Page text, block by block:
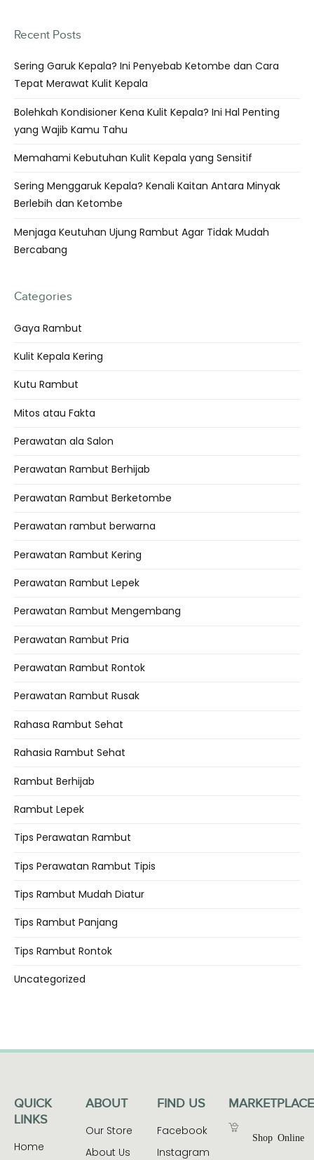
Recent Posts
Sering Garuk Kepala? Ini Penyebab Ketombe dan Cara
Tepat Merawat Kulit Kepala
Bolehkah Kondisioner Kena Kulit Kepala? Ini Hal Penting
yang Wajib Kamu Tahu
Memahami Kebutuhan Kulit Kepala yang Sensitif
Sering Menggaruk Kepala? Kenali Kaitan Antara Minyak
Berlebih dan Ketombe
Menjaga Keutuhan Ujung Rambut Agar Tidak Mudah
Bercabang
Categories
Gaya Rambut
Kulit Kepala Kering
Kutu Rambut
Mitos atau Fakta
Perawatan ala Salon
Perawatan Rambut Berhijab
Perawatan Rambut Berketombe
Perawatan rambut berwarna
Perawatan Rambut Kering
Perawatan Rambut Lepek
Perawatan Rambut Mengembang
Perawatan Rambut Pria
Perawatan Rambut Rontok
Perawatan Rambut Rusak
Rahasa Rambut Sehat
Rahasia Rambut Sehat
Rambut Berhijab
Rambut Lepek
Tips Perawatan Rambut
Tips Perawatan Rambut Tipis
Tips Rambut Mudah Diatur
Tips Rambut Panjang
Tips Rambut Rontok
Uncategorized
QUICK
LINKS
Home
ABOUT
Our Store
About Us
FIND US
Facebook
Instagram
MARKETPLACE
Shop Online